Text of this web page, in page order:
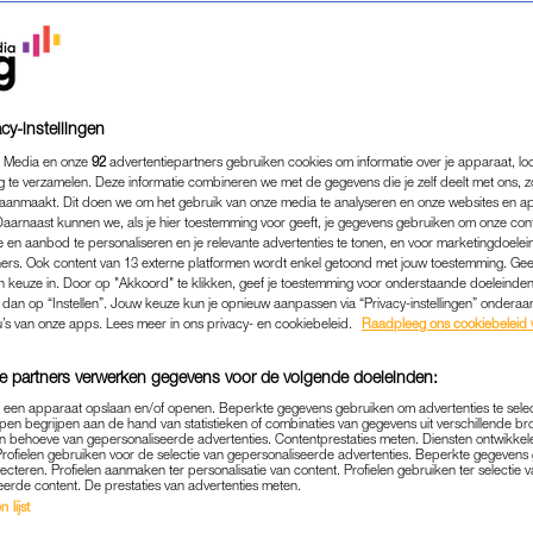
IS BEVALLEN
'ZÓ WELKOM EN
TRENDING BABYNIEUWS
14-01-2025 | MISHA MARGARITTHA
-podcasthost Iris Enthoven is moeder geworden.
mini-me er eindelijk is.
instellingen
en onze 92 advertentiepartners gebruiken cookies om informatie over je apparaat,
te verzamelen. Deze informatie combineren we met de gegevens die je zelf deelt met ons,
Dit doen we om het gebruik van onze media te analyseren en onze websites en
kunnen we, als je hier toestemming voor geeft, je gegevens gebruiken om onze
en aanbod te personaliseren en je relevante advertenties te tonen, en voor
Ook content van 13 externe platformen wordt enkel getoond met jouw toestemming.
keuze in. Door op "Akkoord" te klikken, geef je toestemming voor onderstaande
op “Instellen”. Jouw keuze kun je opnieuw aanpassen via “Privacy-instellingen”
van onze apps. Lees meer in ons privacy- en cookiebeleid.
Raadpleeg ons cookiebeleid
partners verwerken gegevens voor de volgende doeleinden:
apparaat opslaan en/of openen. Beperkte gegevens gebruiken om advertenties te
begrijpen aan de hand van statistieken of combinaties van gegevens uit verschillende
behoeve van gepersonaliseerde advertenties. Contentprestaties meten. Diensten
gebruiken voor de selectie van gepersonaliseerde advertenties. Beperkte
Profielen aanmaken ter personalisatie van content. Profielen gebruiken ter selectie
content. De prestaties van advertenties meten.
lijst